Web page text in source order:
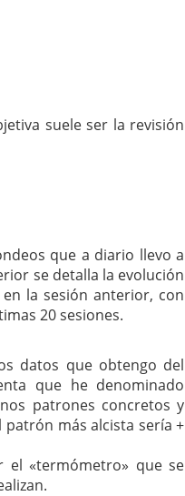
suele ser la revisión
que a diario llevo a
se detalla la evolución
la sesión anterior, con
20 sesiones.
datos que obtengo del
que he denominado
patrones concretos y
más alcista sería +
el «termómetro» que se